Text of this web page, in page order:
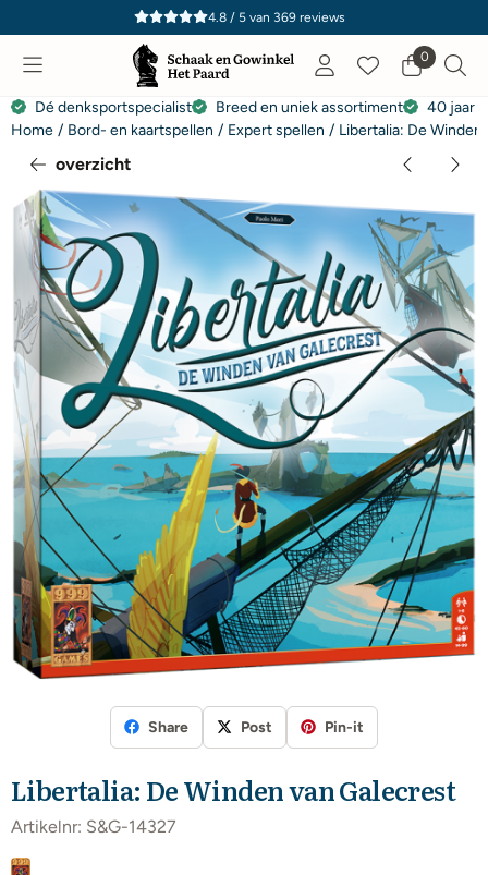
Cookievoorkeuren zijn momenteel gesloten.
4.8 / 5van 369reviews
0
Dé denksportspecialist Breed en uniek assortiment
40 jaar
Home / Bord- en kaartspellen / Expert spellen / Libertalia: De
overzicht
Share Post Pin-it
Libertalia: De Winden van Galecrest
Artikelnr: S&G-14327